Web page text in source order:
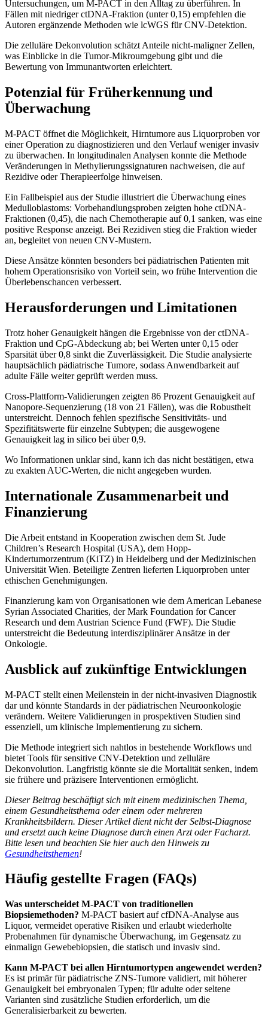
Untersuchungen, um M-PACT in den Alltag zu überführen. In
Fällen mit niedriger ctDNA-Fraktion (unter 0,15) empfehlen die
Autoren ergänzende Methoden wie lcWGS für CNV-Detektion.
Die zelluläre Dekonvolution schätzt Anteile nicht-maligner Zellen,
was Einblicke in die Tumor-Mikroumgebung gibt und die
Bewertung von Immunantworten erleichtert.
Potenzial für Früherkennung und
Überwachung
M-PACT öffnet die Möglichkeit, Hirntumore aus Liquorproben vor
einer Operation zu diagnostizieren und den Verlauf weniger invasiv
zu überwachen. In longitudinalen Analysen konnte die Methode
Veränderungen in Methylierungssignaturen nachweisen, die auf
Rezidive oder Therapieerfolge hinweisen.
Ein Fallbeispiel aus der Studie illustriert die Überwachung eines
Medulloblastoms: Vorbehandlungsproben zeigten hohe ctDNA-
Fraktionen (0,45), die nach Chemotherapie auf 0,1 sanken, was eine
positive Response anzeigt. Bei Rezidiven stieg die Fraktion wieder
an, begleitet von neuen CNV-Mustern.
Diese Ansätze könnten besonders bei pädiatrischen Patienten mit
hohem Operationsrisiko von Vorteil sein, wo frühe Intervention die
Überlebenschancen verbessert.
Herausforderungen und Limitationen
Trotz hoher Genauigkeit hängen die Ergebnisse von der ctDNA-
Fraktion und CpG-Abdeckung ab; bei Werten unter 0,15 oder
Sparsität über 0,8 sinkt die Zuverlässigkeit. Die Studie analysierte
hauptsächlich pädiatrische Tumore, sodass Anwendbarkeit auf
adulte Fälle weiter geprüft werden muss.
Cross-Plattform-Validierungen zeigten 86 Prozent Genauigkeit auf
Nanopore-Sequenzierung (18 von 21 Fällen), was die Robustheit
unterstreicht. Dennoch fehlen spezifische Sensitivitäts- und
Spezifitätswerte für einzelne Subtypen; die ausgewogene
Genauigkeit lag in silico bei über 0,9.
Wo Informationen unklar sind, kann ich das nicht bestätigen, etwa
zu exakten AUC-Werten, die nicht angegeben wurden.
Internationale Zusammenarbeit und
Finanzierung
Die Arbeit entstand in Kooperation zwischen dem St. Jude
Children’s Research Hospital (USA), dem Hopp-
Kindertumorzentrum (KiTZ) in Heidelberg und der Medizinischen
Universität Wien. Beteiligte Zentren lieferten Liquorproben unter
ethischen Genehmigungen.
Finanzierung kam von Organisationen wie dem American Lebanese
Syrian Associated Charities, der Mark Foundation for Cancer
Research und dem Austrian Science Fund (FWF). Die Studie
unterstreicht die Bedeutung interdisziplinärer Ansätze in der
Onkologie.
Ausblick auf zukünftige Entwicklungen
M-PACT stellt einen Meilenstein in der nicht-invasiven Diagnostik
dar und könnte Standards in der pädiatrischen Neuroonkologie
verändern. Weitere Validierungen in prospektiven Studien sind
essenziell, um klinische Implementierung zu sichern.
Die Methode integriert sich nahtlos in bestehende Workflows und
bietet Tools für sensitive CNV-Detektion und zelluläre
Dekonvolution. Langfristig könnte sie die Mortalität senken, indem
sie frühere und präzisere Interventionen ermöglicht.
Dieser Beitrag beschäftigt sich mit einem medizinischen Thema,
einem Gesundheitsthema oder einem oder mehreren
Krankheitsbildern. Dieser Artikel dient nicht der Selbst-Diagnose
und ersetzt auch keine Diagnose durch einen Arzt oder Facharzt.
Bitte lesen und beachten Sie hier auch den Hinweis zu
Gesundheitsthemen!
Häufig gestellte Fragen (FAQs)
Was unterscheidet M-PACT von traditionellen
Biopsiemethoden? M-PACT basiert auf cfDNA-Analyse aus
Liquor, vermeidet operative Risiken und erlaubt wiederholte
Probenahmen für dynamische Überwachung, im Gegensatz zu
einmalign Gewebebiopsien, die statisch und invasiv sind.
Kann M-PACT bei allen Hirntumortypen angewendet werden?
Es ist primär für pädiatrische ZNS-Tumore validiert, mit höherer
Genauigkeit bei embryonalen Typen; für adulte oder seltene
Varianten sind zusätzliche Studien erforderlich, um die
Generalisierbarkeit zu bewerten.